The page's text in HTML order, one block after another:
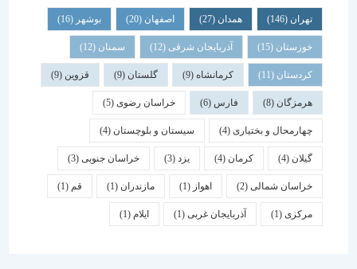
همدان اصفهان (20) بوشهر
خوزستان(15) آذربایجان شرقی(12) سمنان (12)
کردستان(11) کرمانشاه(9) گلستان (9) قزوین
هرمزگان(8) فارس خراسان رضوی(5)
چهارمحال و بختیاری (4) سیستان و بلوچستان(4)
کرمان یزد خراسان جنوبی(3)
خراسان شمالی(2) اهواز مازندران(1) قم
(1) آذربایجان غربی(1) ایلام